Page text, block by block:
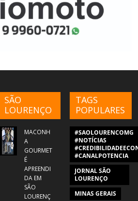
SÃO
LOURENÇO
MACONH
A
GOURMET
É
APREENDI
DA EM
SÃO
LOURENÇ
TAGS
POPULARES
#SAOLOURENCOMG
#NOTÍCIAS
#CANALPOTENCIA
JORNAL SÃO
LOURENÇO
MINAS GERAIS